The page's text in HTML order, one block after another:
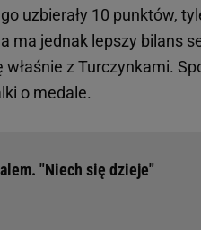
uzbierały 10 punktów,
ma jednak lepszy bilans
z Turczynkami.
o medale.
"Niech się dzieje"